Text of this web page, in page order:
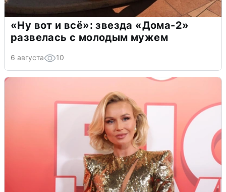
«Ну вот и всё»: звезда «Дома-2»
развелась с молодым мужем
6 августа 10